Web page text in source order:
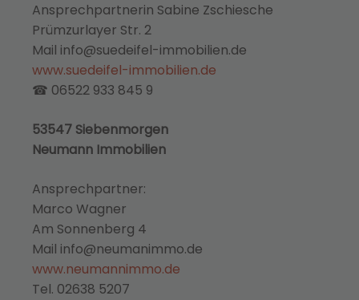
Ansprechpartnerin Sabine Zschiesche
Prümzurlayer Str. 2
Mail info@suedeifel-immobilien.de
www.suedeifel-immobilien.de
☎ 06522 933 845 9
53547 Siebenmorgen
Neumann Immobilien
Ansprechpartner:
Marco Wagner
Am Sonnenberg 4
Mail info@neumanimmo.de
www.neumannimmo.de
Tel. 02638 5207